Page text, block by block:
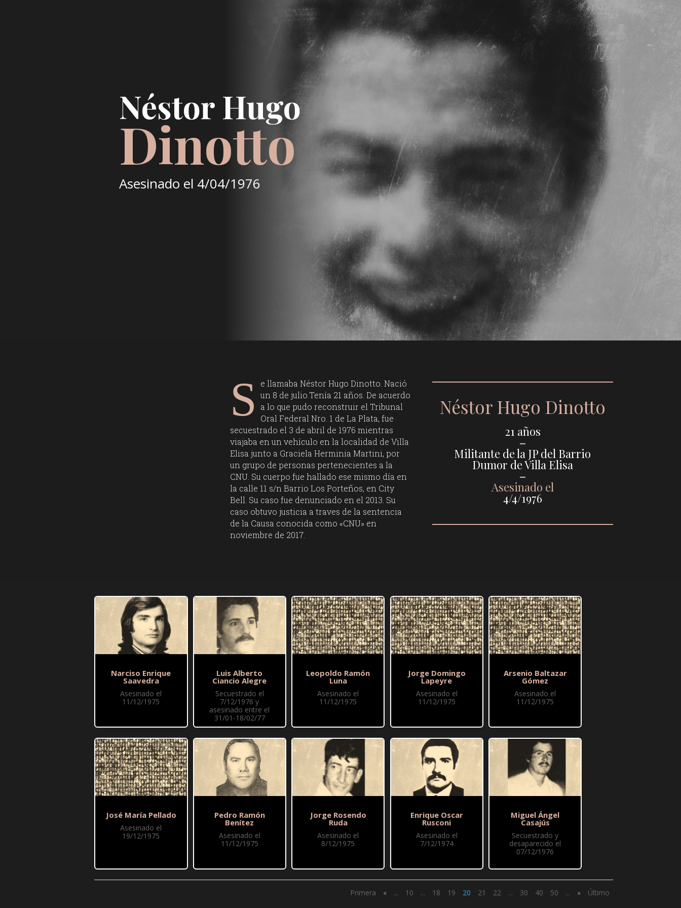
Néstor Hugo
Dinotto
Asesinado el 4/04/1976
S
e llamaba Néstor Hugo Dinotto. Nació
un 8 de julio.Tenía 21 años. De acuerdo
a lo que pudo reconstruir el Tribunal
Oral Federal Nro. 1 de La Plata, fue
secuestrado el 3 de abril de 1976 mientras
viajaba en un vehículo en la localidad de Villa
Elisa junto a Graciela Herminia Martini, por
un grupo de personas pertenecientes a la
CNU. Su cuerpo fue hallado ese mismo día en
la calle 11 s/n Barrio Los Porteños, en City
Bell. Su caso fue denunciado en el 2013. Su
caso obtuvo justicia a traves de la sentencia
de la Causa conocida como «CNU» en
noviembre de 2017.
Néstor Hugo Dinotto
21 años
–
Militante de la JP del Barrio
Dumor de Villa Elisa
–
Asesinado el
4/4/1976
Narciso Enrique
Saavedra
Asesinado el
11/12/1975
José María Pellado
Asesinado el
19/12/1975
Luis Alberto
Ciancio Alegre
Secuestrado el
7/12/1976 y
asesinado entre el
31/01-18/02/77
Pedro Ramón
Benítez
Asesinado el
11/12/1975
Leopoldo Ramón
Luna
Asesinado el
11/12/1975
Jorge Rosendo
Ruda
Asesinado el
8/12/1975
Jorge Domingo
Lapeyre
Asesinado el
11/12/1975
Enrique Oscar
Rusconi
Asesinado el
7/12/1974
Arsenio Baltazar
Gómez
Asesinado el
11/12/1975
Miguel Ángel
Casajús
Secuestrado y
desaparecido el
07/12/1976
Primera « ... 10 ... 18 19 20 21 22 ... 30 40 50 ... » Último